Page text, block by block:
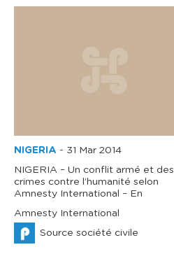
NIGERIA - 31 Mar 2014
NIGERIA – Un conflit armé et des
crimes contre l’humanité selon
Amnesty International – En
Amnesty International
Source société civile